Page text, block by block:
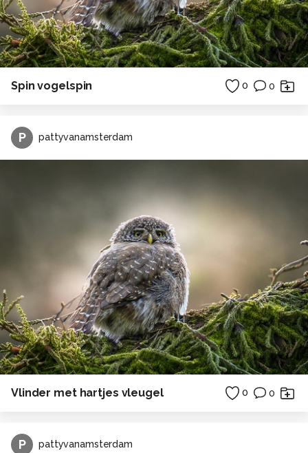
Spin vogelspin 0 0
P pattyvanamsterdam
Vlinder met hartjes vleugel 0 0
P pattyvanamsterdam